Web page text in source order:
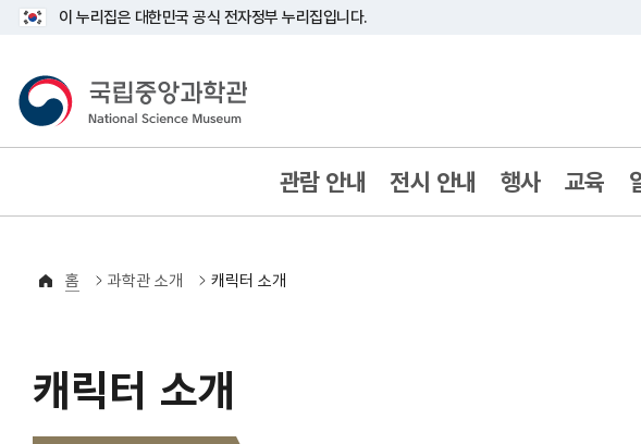
이 누리집은 대한민국 공식 전자정부 누리집입니다.
국립중앙과학관
80YEARS ANNIVERSARY
관람 안내 전시 안내 행사 교육
홈 과학관 소개 캐릭터 소개
캐릭터 소개